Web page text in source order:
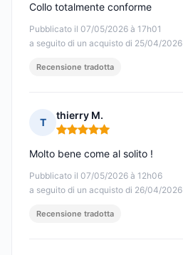
Pubblicato il 07/05/2026 à 17h01
a seguito di un acquisto di 25/04/2026
Collo totalmente conforme
Recensione tradotta
T
thierry M.
Nota: 5 su 5
Pubblicato il 07/05/2026 à 12h06
a seguito di un acquisto di 26/04/2026
Molto bene come al solito !
Recensione tradotta